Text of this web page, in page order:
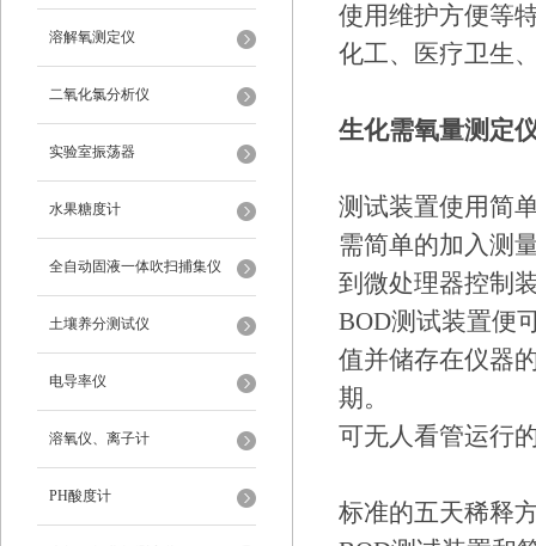
溶解氧测定仪
二氧化氯分析仪
实验室振荡器
水果糖度计
全自动固液一体吹扫捕集仪
土壤养分测试仪
电导率仪
溶氧仪、离子计
PH酸度计
使用维护方便等
化工、医疗卫生
生化需氧量测定
测试装置使用简
需简单的加入测
到微处理器控制
BOD测试装置便
值并储存在仪器
期。
可无人看管运行
标准的五天稀释